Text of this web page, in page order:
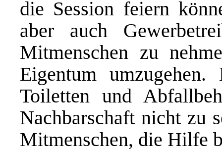
die Session feiern
aber auch
Mitmenschen zu
Eigentum
Toiletten und
Nachbarschaft nicht zu
Mitmenschen, die Hilfe